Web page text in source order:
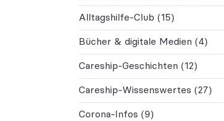
Alltagshilfe-Club (15)
Bücher & digitale Medien (4)
Careship-Geschichten (12)
Careship-Wissenswertes (27)
Corona-Infos (9)